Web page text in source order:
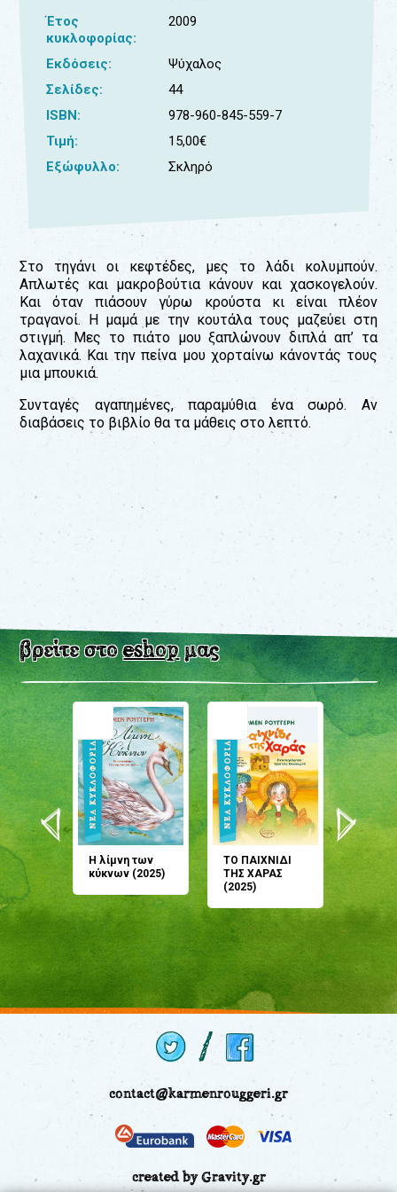
Έτος
κυκλοφορίας:
2009
Εκδόσεις:
Ψύχαλος
Σελίδες:
44
ISBN:
978-960-845-559-7
Τιμή:
15,00€
Εξώφυλλο:
Σκληρό
Στο τηγάνι οι κεφτέδες, μες το λάδι κολυμπούν.
Απλωτές και μακροβούτια κάνουν και χασκογελούν.
Και όταν πιάσουν γύρω κρούστα κι είναι πλέον
τραγανοί. Η μαμά με την κουτάλα τους μαζεύει στη
στιγμή. Μες το πιάτο μου ξαπλώνουν διπλά απ’ τα
λαχανικά. Και την πείνα μου χορταίνω κάνοντάς τους
μια μπουκιά.
Συνταγές αγαπημένες, παραμύθια ένα σωρό. Αν
διαβάσεις το βιβλίο θα τα μάθεις στο λεπτό.
βρείτε στοeshopμας
Η λίμνη των
κύκνων (2025)
ΤΟ ΠΑΙΧΝΙΔΙ
ΤΗΣ ΧΑΡΑΣ
(2025)
μου;
(2024)
contact@karmenrouggeri.gr
created by Gravity.gr
Για
τους:
εκπαιδευτικούς
συλλόγους
παραγωγούς